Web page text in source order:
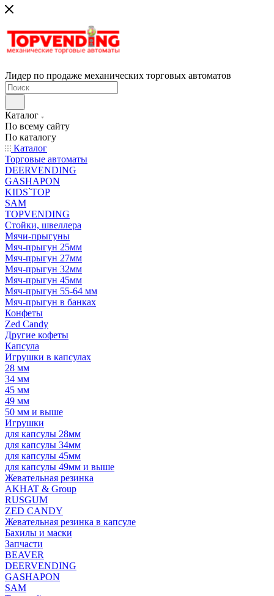
Лидер по продаже механических торговых автоматов
Каталог
По всему сайту
По каталогу
Каталог
Торговые автоматы
DEERVENDING
GASHAPON
KIDS`TOP
SAM
TOPVENDING
Стойки, швеллера
Мячи-прыгуны
Мяч-прыгун 25мм
Мяч-прыгун 27мм
Мяч-прыгун 32мм
Мяч-прыгун 45мм
Мяч-прыгун 55-64 мм
Мяч-прыгун в банках
Конфеты
Zed Candy
Другие кофеты
Капсула
Игрушки в капсулах
28 мм
34 мм
45 мм
49 мм
50 мм и выше
Игрушки
для капсулы 28мм
для капсулы 34мм
для капсулы 45мм
для капсулы 49мм и выше
Жевательная резинка
AKHAT & Group
RUSGUM
ZED CANDY
Жевательная резинка в капсуле
Бахилы и маски
Запчасти
BEAVER
DEERVENDING
GASHAPON
SAM